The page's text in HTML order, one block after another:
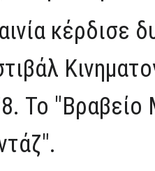
κέρδισε
Το "Βραβείο